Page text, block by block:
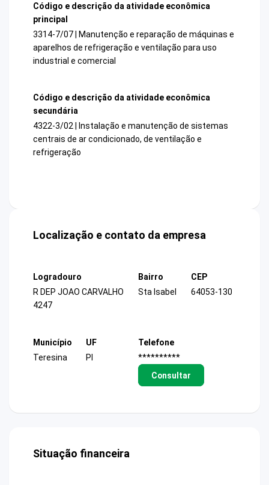
Código e descrição da atividade econômica
principal
3314-7/07 | Manutenção e reparação de máquinas e
aparelhos de refrigeração e ventilação para uso
industrial e comercial
Código e descrição da atividade econômica
secundária
4322-3/02 | Instalação e manutenção de sistemas
centrais de ar condicionado, de ventilação e
refrigeração
Localização e contato da empresa
Logradouro
R DEP JOAO CARVALHO
4247
Bairro
Sta Isabel
CEP
64053-130
Município
Teresina
UF
PI
Telefone
**********
Consultar
Situação financeira